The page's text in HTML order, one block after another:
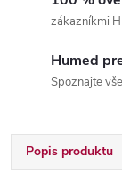
zákazníkmi
Humed
Spoznajte
Popis produktu